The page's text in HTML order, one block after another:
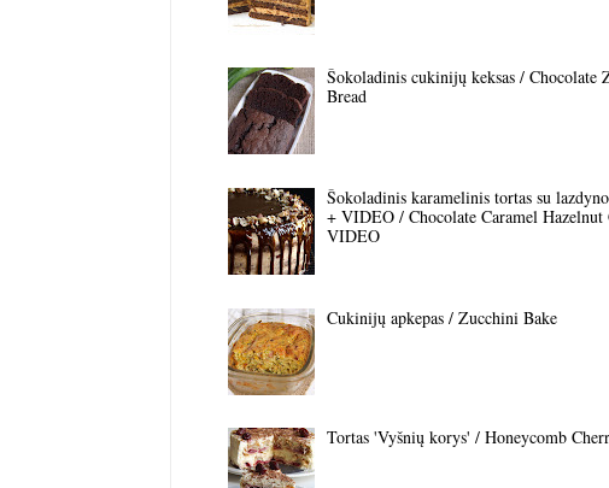
Šokoladinis cukinijų keksas / Chocolate
Bread
Šokoladinis karamelinis tortas su
+ VIDEO / Chocolate Caramel Hazelnut
VIDEO
Cukinijų apkepas / Zucchini Bake
Tortas 'Vyšnių korys' / Honeycomb